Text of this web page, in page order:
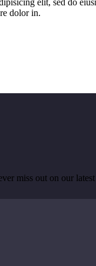
elit, sed do
dolor in.
miss out on our